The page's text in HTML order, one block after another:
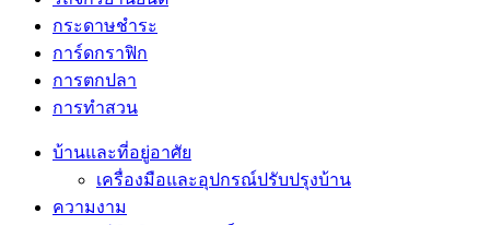
กระดาษชำระ
การ์ดกราฟิก
การตกปลา
การทำสวน
บ้านและที่อยู่อาศัย
เครื่องมือและอุปกรณ์ปรับปรุงบ้าน
ความงาม